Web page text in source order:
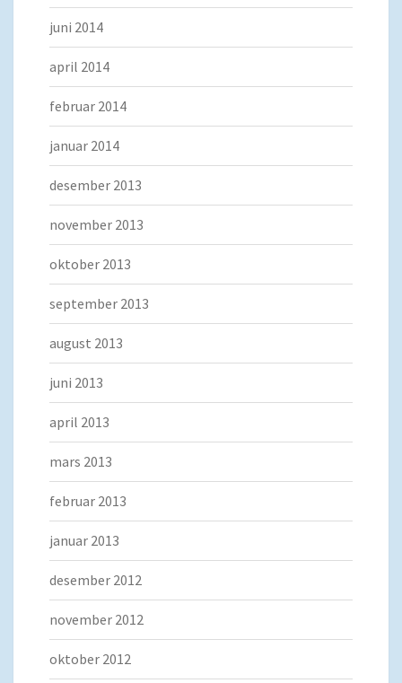
juni 2014
april 2014
februar 2014
januar 2014
desember 2013
november 2013
oktober 2013
september 2013
august 2013
juni 2013
april 2013
mars 2013
februar 2013
januar 2013
desember 2012
november 2012
oktober 2012